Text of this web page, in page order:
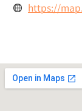
https://